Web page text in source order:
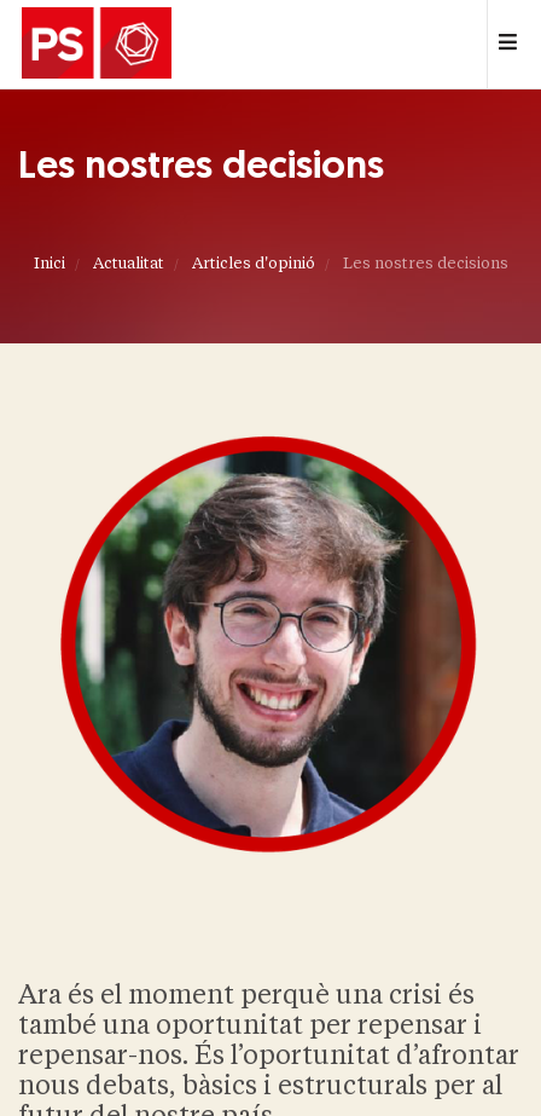
Les nostres decisions
Inici Actualitat Articles d'opinió Les nostres decisions
Ara és el moment perquè una crisi és
també una oportunitat per repensar i
repensar-nos. És l’oportunitat d’afrontar
nous debats, bàsics i estructurals per al